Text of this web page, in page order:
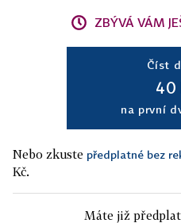
ZBÝVÁ VÁM
Číst
40
na první
Nebo zkuste předplatné bez
Kč.
Máte již